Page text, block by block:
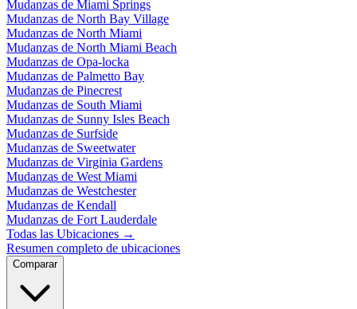
Mudanzas de Miami Springs
Mudanzas de North Bay Village
Mudanzas de North Miami
Mudanzas de North Miami Beach
Mudanzas de Opa-locka
Mudanzas de Palmetto Bay
Mudanzas de Pinecrest
Mudanzas de South Miami
Mudanzas de Sunny Isles Beach
Mudanzas de Surfside
Mudanzas de Sweetwater
Mudanzas de Virginia Gardens
Mudanzas de West Miami
Mudanzas de Westchester
Mudanzas de Kendall
Mudanzas de Fort Lauderdale
Todas las Ubicaciones →
Resumen completo de ubicaciones
Comparar